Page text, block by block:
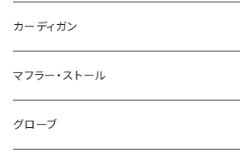
50/XL～
48/L
50/XL～
46/M
48/L
50/XL～
～44/S
46/M
48/L
カーディガン
～44/S
46/M
マフラー・ストール
グローブ